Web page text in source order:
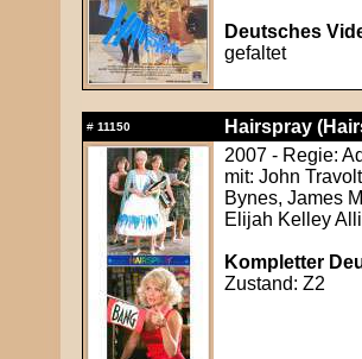
Deutsches
gefaltet
# 11150
Hairspray
2007 - Regie:
mit: John
Bynes, James
Elijah Kelley
Kompletter
Zustand: Z2